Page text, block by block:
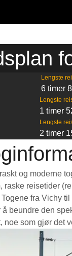
Lengste
6 timer
Lengste
1 timer
Lengste
2 timer
og moderne
reisetider
fra Vichy
beundre den
som gjør det